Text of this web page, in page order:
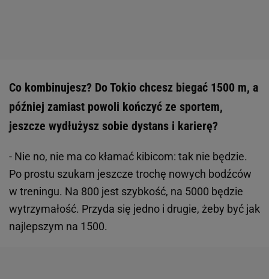
Co kombinujesz? Do Tokio chcesz biegać 1500 m, a
później zamiast powoli kończyć ze sportem,
jeszcze wydłużysz sobie dystans i karierę?
- Nie no, nie ma co kłamać kibicom: tak nie będzie.
Po prostu szukam jeszcze trochę nowych bodźców
w treningu. Na 800 jest szybkość, na 5000 będzie
wytrzymałość. Przyda się jedno i drugie, żeby być jak
najlepszym na 1500.